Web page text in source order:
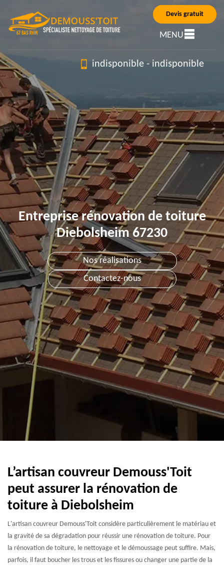
Devis gratuit
MENU
indisponible - indisponible
Entreprise rénovation de toiture
Diebolsheim 67230
Nos réalisations
Contactez-nous
L’artisan couvreur Demouss'Toit
peut assurer la rénovation de
toiture à Diebolsheim
L'artisan couvreur Demouss'Toit considère particulièrement le matériau et
la gravité de sa dégradation pour réussir une rénovation de toiture. Pour
la rénovation de toiture, le nettoyage et le démoussage peut suffire. Mais,
parfois, il faut boucher les trous et les fissures ou changer une partie de la